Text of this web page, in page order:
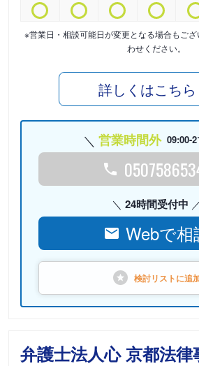
※営業日・相談可能日が変更となる場合もご
わせください。
詳しくはこちら
営業時間外 09:00-
24時間受付中
Webで相
検討リストに追
弁護士法人心 京都法律